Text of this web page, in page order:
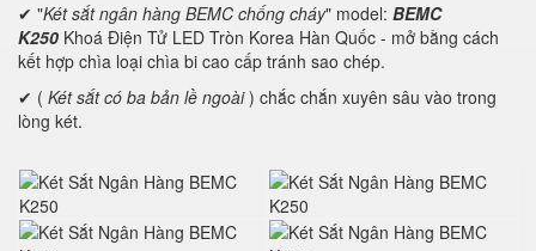
✔ "Két sắt ngân hàng BEMC chống cháy" model: BEMC
K250 Khoá Điện Tử LED Tròn Korea Hàn Quốc - mở bằng cách
kết hợp chìa loại chìa bi cao cấp tránh sao chép.
✔ ( Két sắt có ba bản lề ngoài) chắc chắn xuyên sâu vào trong
lòng két.